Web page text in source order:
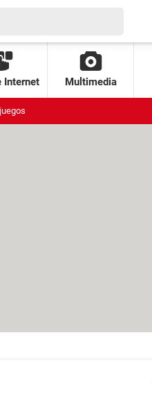
Internet Multimedia